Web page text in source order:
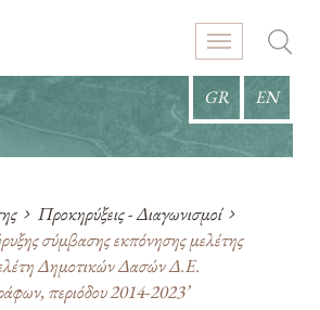
GR EN
Προκηρύξεις - Διαγωνισμοί
σύμβασης εκπόνησης μελέτης
Δημοτικών Δασών Δ.Ε.
περιόδου 2014-2023’